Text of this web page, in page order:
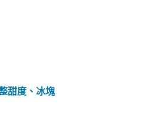
甜度、冰塊